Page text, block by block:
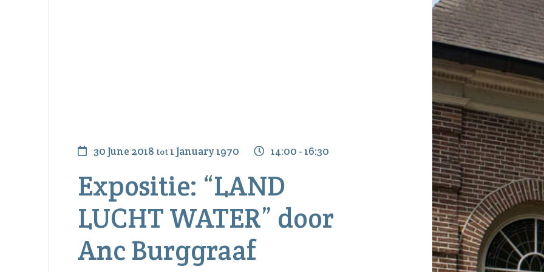
30 June 2018 tot1 January 1970 14:00 - 16:30
Expositie: “LAND
LUCHT WATER” door
Anc Burggraaf